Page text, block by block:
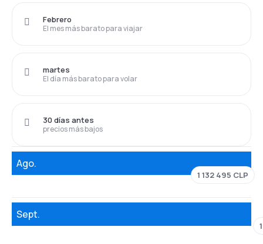
El mes más barato para viajar
Febrero
El día más barato para volar
martes
precios más bajos
30 días antes
Ago.
1 132 495 CLP
Sept.